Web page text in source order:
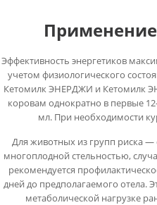
Эффективность энергетиков
учетом физиологического
Кетомилк ЭНЕРДЖИ и Кетомилк
коровам однократно в первые
мл. При необходимости
Для животных из групп риска
многоплодной стельностью,
рекомендуется
дней до предполагаемого отела.
метаболической нагрузке